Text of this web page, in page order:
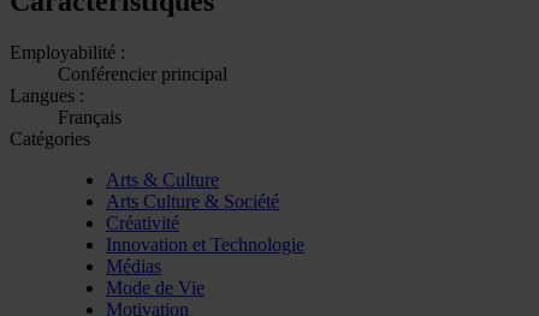
Employabilité :
Conférencier principal
Langues :
Français
Catégories
Arts & Culture
Arts Culture & Société
Créativité
Innovation et Technologie
Médias
Mode de Vie
Motivation